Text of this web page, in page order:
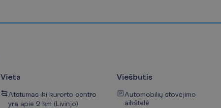
Vieta
Atstumas iki kurorto centro
yra apie 2 km (Livinjo)
Viešbutis
Automobilių stovėjimo
aikštelė